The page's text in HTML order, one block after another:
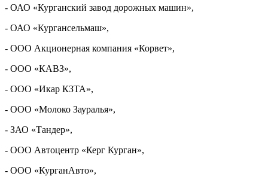
- ОАО «Курганский завод дорожных машин»,
- ОАО «Кургансельмаш»,
- ООО Акционерная компания «Корвет»,
- ООО «КАВЗ»,
- ООО «Икар КЗТА»,
- ООО «Молоко Зауралья»,
- ЗАО «Тандер»,
- ООО Автоцентр «Керг Курган»,
- ООО «КурганАвто»,